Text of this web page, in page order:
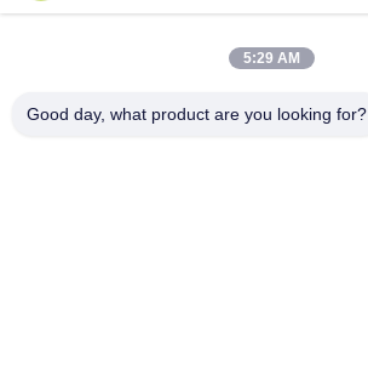
ลิงก์ด่วน
ผลิตภัณฑ์
5:29 AM
Good day, what product are you looking for?